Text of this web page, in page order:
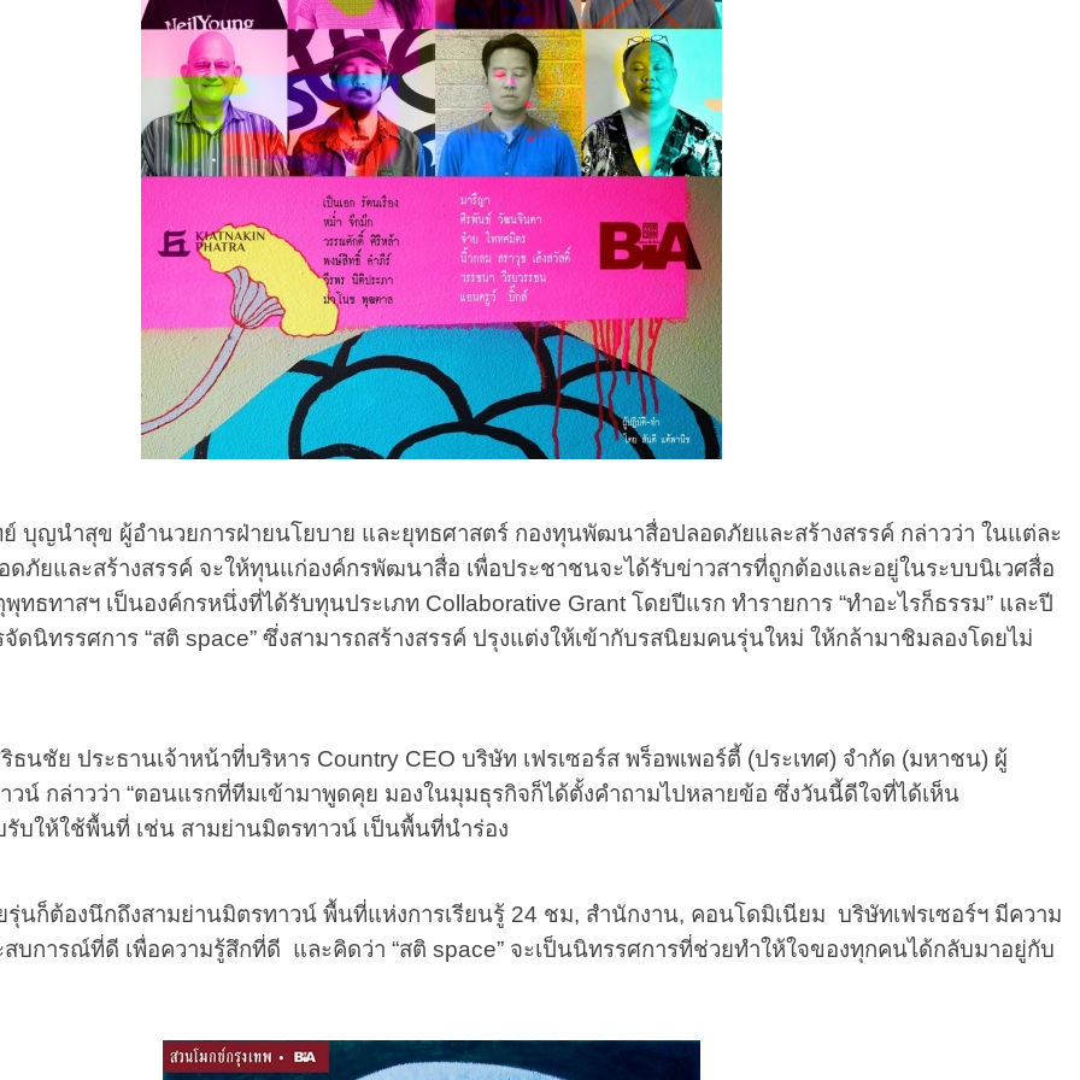
สุข ผู้อำนวยการฝ่ายนโยบาย และยุทธศาสตร์ กองทุนพัฒนาสื่อปลอดภัยและสร้างสรรค์ กล่าวว่า ในแต่ละ
ภัยและสร้างสรรค์ จะให้ทุนแก่องค์กรพัฒนาสื่อ เพื่อประชาชนจะได้รับข่าวสารที่ถูกต้องและอยู่ในระบบนิเวศสื่อ
ทธทาสฯ เป็นองค์กรหนึ่งที่ได้รับทุนประเภท Collaborative Grant โดยปีแรก ทำรายการ “ทำอะไรก็ธรรม” และปี
ดนิทรรศการ “สติ space” ซึ่งสามารถสร้างสรรค์ ปรุงแต่งให้เข้ากับรสนิยมคนรุ่นใหม่ ให้กล้ามาชิมลองโดยไม่
ประธานเจ้าหน้าที่บริหาร Country CEO บริษัท เฟรเซอร์ส พร็อพเพอร์ตี้ (ประเทศ) จำกัด (มหาชน) ผู้
วน์ กล่าวว่า “ตอนแรกที่ทีมเข้ามาพูดคุย มองในมุมธุรกิจก็ได้ตั้งคำถามไปหลายข้อ ซึ่งวันนี้ดีใจที่ได้เห็น
บให้ใช้พื้นที่ เช่น สามย่านมิตรทาวน์ เป็นพื้นที่นำร่อง
องนึกถึงสามย่านมิตรทาวน์ พื้นที่แห่งการเรียนรู้ 24 ชม, สำนักงาน, คอนโดมิเนียม บริษัทเฟรเซอร์ฯ มีความ
สบการณ์ที่ดี เพื่อความรู้สึกที่ดี และคิดว่า “สติ space” จะเป็นนิทรรศการที่ช่วยทำให้ใจของทุกคนได้กลับมาอยู่กับ